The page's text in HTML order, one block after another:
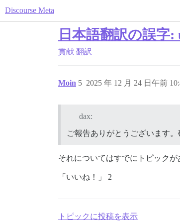
Discourse Meta
日本語翻訳の誤字:
貢献 翻訳
Moin 2025 年 12 月 24 日午前
5
dax:
ご報告ありがとうございます。
それについてはすでにトピックが
「いいね！」 2
トピックに投稿を表示